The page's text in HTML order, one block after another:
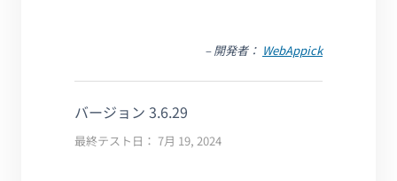
– 開発者： WebAppick
バージョン 3.6.29
最終テスト日： 7月 19, 2024